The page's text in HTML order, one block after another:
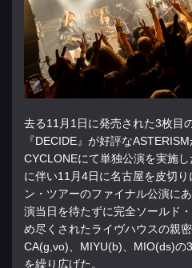
去る11月1日に発売された3枚目
『DECIDE』が好評な
CYCLONEにて単独公演を実施
に伴い11月4日に名古屋を皮切
ン・ツアーのファイナル公演に
演当日を待たずに完全ソールド
め尽くされたライヴハウスの親
CA(g,vo)、MIYU(b)、MIO(ds)の
を繰り広げた。